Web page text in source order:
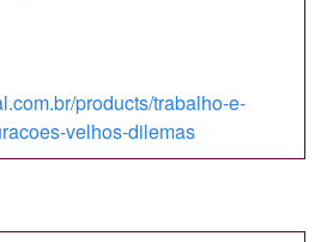
products/trabalho-e-
velhos-dilemas